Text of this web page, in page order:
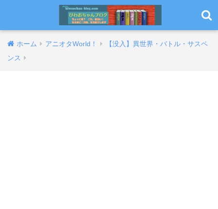
ホーム アニオタWorld！
【没入】異世界・バトル・サスペ
ンス